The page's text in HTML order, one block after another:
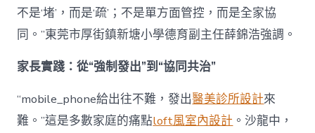
不是‘堵’，而是‘疏’；不是單方面管控，而是全家協
同。”東莞市厚街鎮新塘小學德育副主任薛錦浩強調。
家長實踐：從“強制發出”到“協同共治”
“mobile_phone給出往不難，發出醫美診所設計來
難。”這是多數家庭的痛點loft風室內設計 。沙龍中，